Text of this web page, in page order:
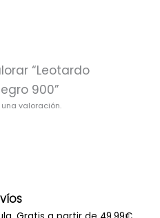
“Leotardo
900”
valoración.